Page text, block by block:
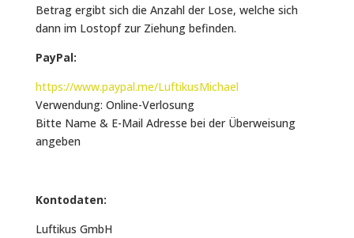
Betrag ergibt sich die Anzahl der Lose, welche sich
dann im Lostopf zur Ziehung befinden.
PayPal:
https://www.paypal.me/LuftikusMichael
Verwendung: Online-Verlosung
Bitte Name & E-Mail Adresse bei der Überweisung
angeben
Kontodaten:
Luftikus GmbH